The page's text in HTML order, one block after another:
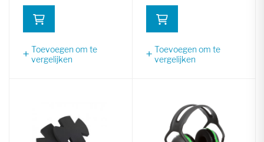
Toevoegen om te
vergelijken
Toevoegen om te
vergelijken